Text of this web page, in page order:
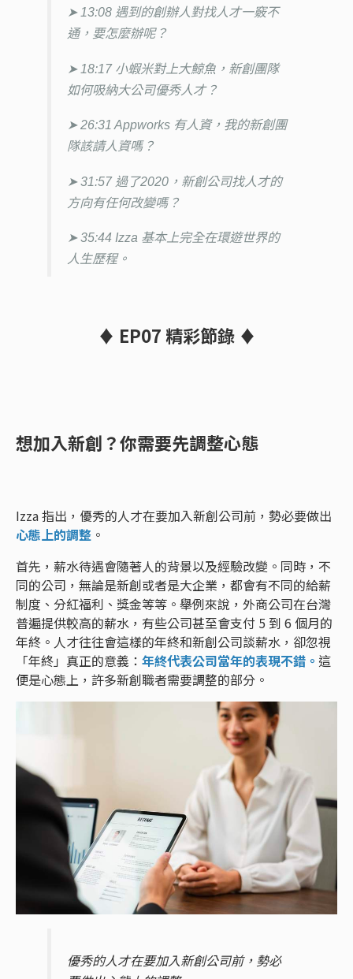
➤ 13:08 遇到的創辦人對找人才一竅不
通，要怎麼辦呢？
➤ 18:17 小蝦米對上大鯨魚，新創團隊
如何吸納大公司優秀人才？
➤ 26:31 Appworks 有人資，我的新創團
隊該請人資嗎？
➤ 31:57 過了2020，新創公司找人才的
方向有任何改變嗎？
➤ 35:44 Izza 基本上完全在環遊世界的
人生歷程。
♦ EP07 精彩節錄 ♦
想加入新創？你需要先調整心態
Izza 指出，優秀的人才在要加入新創公司前，勢必要做出
心態上的調整 。
首先，薪水待遇會隨著人的背景以及經驗改變。同時，不
同的公司，無論是新創或者是大企業，都會有不同的給薪
制度、分紅福利、獎金等等。舉例來說，外商公司在台灣
普遍提供較高的薪水，有些公司甚至會支付 5 到 6 個月的
年終。人才往往會這樣的年終和新創公司談薪水，卻忽視
「年終」真正的意義： 年終代表公司當年的表現不錯。 這
便是心態上，許多新創職者需要調整的部分。
優秀的人才在要加入新創公司前，勢必